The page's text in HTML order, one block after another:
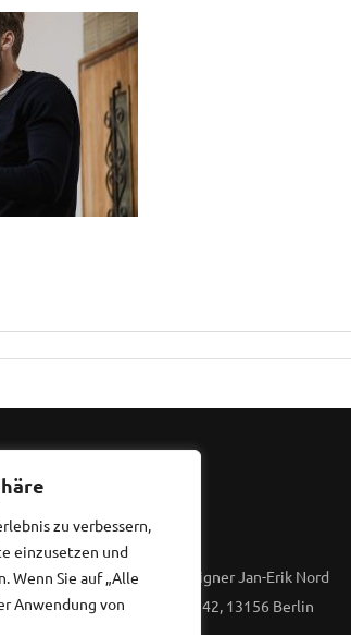
zu verbessern,
einzusetzen und
Wenn Sie auf „Alle
Anwendung von
Lars
Anschrift
Diplom Designer Jan-Erik Nord
Waldstraße 42, 13156 Berlin